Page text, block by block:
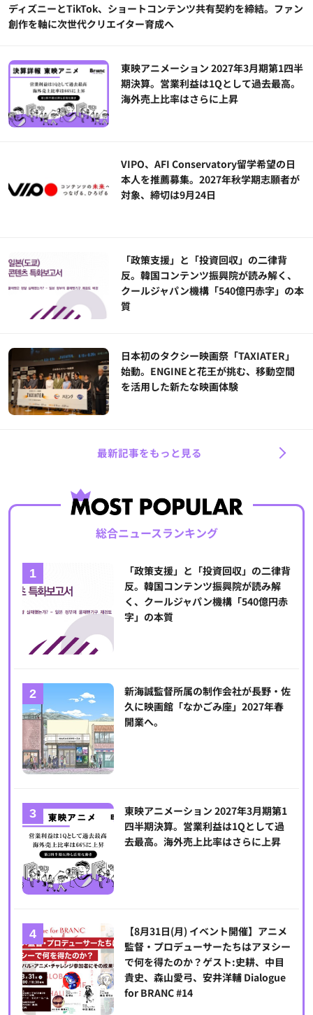
ディズニーとTikTok、ショートコンテンツ共有契約を締結。ファン
創作を軸に次世代クリエイター育成へ
東映アニメーション 2027年3月期第1四半
期決算。営業利益は1Qとして過去最高。
海外売上比率はさらに上昇
VIPO、AFI Conservatory留学希望の日
本人を推薦募集。2027年秋学期志願者が
対象、締切は9月24日
「政策支援」と「投資回収」の二律背
反。韓国コンテンツ振興院が読み解く、
クールジャパン機構「540億円赤字」の本
質
日本初のタクシー映画祭「TAXIATER」
始動。ENGINEと花王が挑む、移動空間
を活用した新たな映画体験
最新記事をもっと見る
総合ニュースランキング
「政策支援」と「投資回収」の二律背
反。韓国コンテンツ振興院が読み解
く、クールジャパン機構「540億円赤
字」の本質
新海誠監督所属の制作会社が長野・佐
久に映画館「なかごみ座」2027年春
開業へ。
東映アニメーション 2027年3月期第1
四半期決算。営業利益は1Qとして過
去最高。海外売上比率はさらに上昇
【8月31日(月) イベント開催】アニメ
監督・プロデューサーたちはアヌシー
で何を得たのか？ゲスト:史耕、中目
貴史、森山愛弓、安井洋輔 Dialogue
for BRANC #14